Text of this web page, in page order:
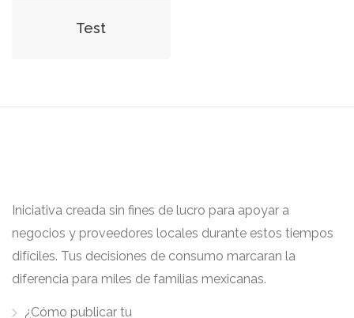
Test
Iniciativa creada sin fines de lucro para apoyar a
negocios y proveedores locales durante estos tiempos
difíciles. Tus decisiones de consumo marcaran la
diferencia para miles de familias mexicanas.
¿Cómo publicar tu